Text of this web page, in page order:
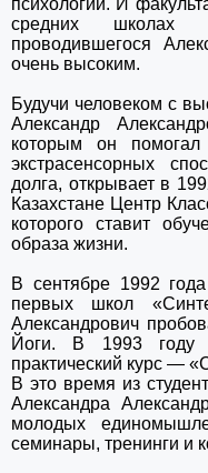
психологии. И
средних школах
проводившегося
очень высоким.
Будучи человеком с
Александр
которым он
экстрасенсорных
долга, открывает в
Казахстане Центр
которого ставит
образа жизни.
В сентя­бре 1992
первых школ
Александрович
Йоги. В 1993 году
практический курс —
В это время из
Александра
молодых
семинары, тренинги и